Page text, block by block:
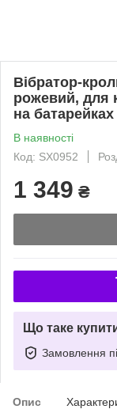
Вібратор-
рожевий, для
на батарейках
В наявності
Код: SX0952
1 349 ₴
Що таке
Замовлення
Опис